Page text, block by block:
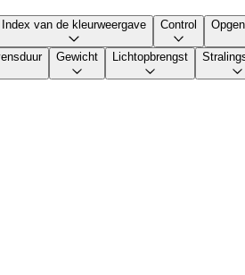
Index van de kleurweergave Control
Gewicht Lichtopbrengst